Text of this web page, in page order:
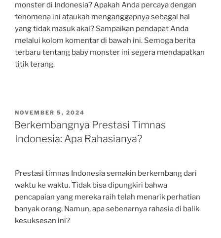
monster di Indonesia? Apakah Anda percaya dengan
fenomena ini ataukah menganggapnya sebagai hal
yang tidak masuk akal? Sampaikan pendapat Anda
melalui kolom komentar di bawah ini. Semoga berita
terbaru tentang baby monster ini segera mendapatkan
titik terang.
POSTED
ON
NOVEMBER 5, 2024
Berkembangnya Prestasi Timnas
Indonesia: Apa Rahasianya?
Prestasi timnas Indonesia semakin berkembang dari
waktu ke waktu. Tidak bisa dipungkiri bahwa
pencapaian yang mereka raih telah menarik perhatian
banyak orang. Namun, apa sebenarnya rahasia di balik
kesuksesan ini?